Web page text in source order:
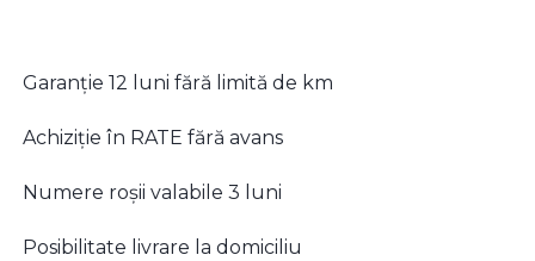
Garanție 12 luni fără limită de km
Achiziție în RATE fără avans
Numere roșii valabile 3 luni
Posibilitate livrare la domiciliu